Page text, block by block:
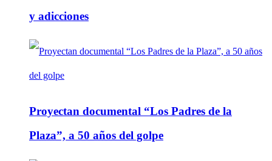
y adicciones
Proyectan documental “Los Padres de la
Plaza”, a 50 años del golpe